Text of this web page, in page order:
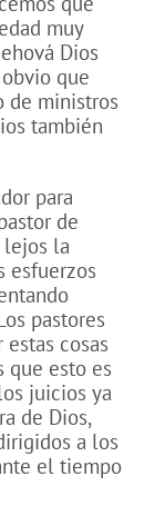
muy
Dios
que
de ministros
también
para
de
lejos la
esfuerzos
pastores
cosas
que esto es
juicios ya
de Dios,
a los
el tiempo